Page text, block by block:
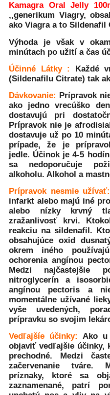
Kamagra Oral Jelly
,,generikum Viagry,
ako Viagra a to Sildenafil
Výhoda je však v
minútach po užití a čas
Účinné Látky : Každé
(Sildenafilu Citrate) tak
Dávkovanie: Prípravok
ako jedno vrecúško
dostavujú pri
Prípravok nie je
dostavuje už po 10
prípade, že je
jedle. Účinok je 4-5
sa nedoporučuje
alkoholu. Alkohol a
Prípravok nesmie užívať:
infarkt alebo majú iné
alebo nízky krvný
zražanlivosť krvi.
reakciu na sildenafil.
obsahujúce oxid
okrem iného
ochorenia angínou
Medzi najčastejšie
nitroglycerín a
angínou pectoris a
momentálne užívané
vyše uvedených,
prípravku so svojim
Vedľajšíe účinky:Ako u
objaviť vedľajšie účinky,
prechodné. Medzi
začervenanie tváre.
príznaky, ktoré sa
zaznamenané, patrí